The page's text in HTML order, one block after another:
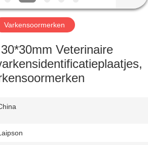
Varkensoormerken
Veterinaire